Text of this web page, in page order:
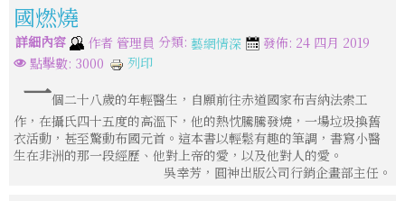
國燃燒
詳細內容 作者 管理員 分類: 藝網情深
發佈: 24 四月 2019
點擊數: 3000
列印
一個二十八歲的年輕醫生，自願前往赤道國家布吉納法索工
作，在攝氏四十五度的高溫下，他的熱忱騰騰發燒，一場垃圾換舊
衣活動，甚至驚動布國元首。這本書以輕鬆有趣的筆調，書寫小醫
生在非洲的那一段經歷、他對上帝的愛，以及他對人的愛。
吳幸芳，圓神出版公司行銷企畫部主任。